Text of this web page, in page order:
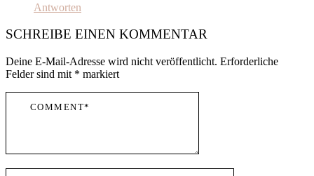
Antworten
SCHREIBE EINEN KOMMENTAR
Deine E-Mail-Adresse wird nicht veröffentlicht. Erforderliche
Felder sind mit * markiert